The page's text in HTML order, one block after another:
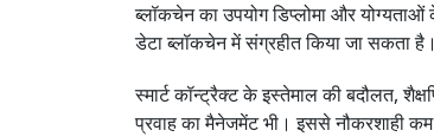
ब्लॉकचेन का उपयोग डिप्लोमा और
डेटा ब्लॉकचेन में संग्रहीत किया जा सकता
स्मार्ट कॉन्ट्रैक्ट के इस्तेमाल की बदौलत,
प्रवाह का मैनेजमेंट भी। इससे नौकरशाही कम